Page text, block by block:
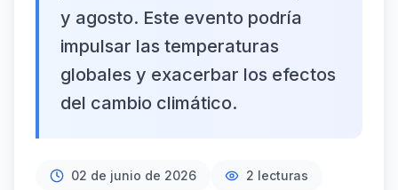
y agosto. Este evento podría
impulsar las temperaturas
globales y exacerbar los efectos
del cambio climático.
02 de junio de 2026 2 lecturas